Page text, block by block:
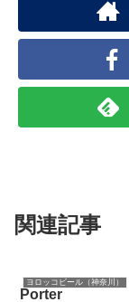
関連記事
ヨロッコビール（神奈川）
Porter